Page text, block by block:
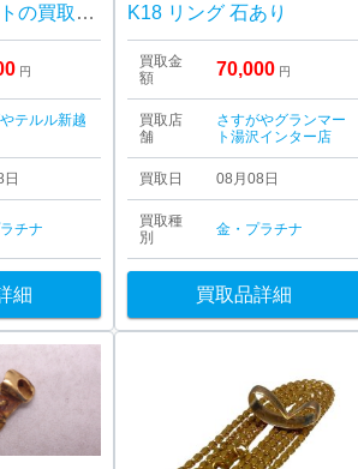
K18ブレスレットの買取実績
円
テルル新越
チナ
細
K18 リング 石あり
買取金
額
70,000 円
買取店
舗
さすがやグランマー
ト湯沢インター店
買取日 08月08日
買取種
別
金・プラチナ
買取品詳細